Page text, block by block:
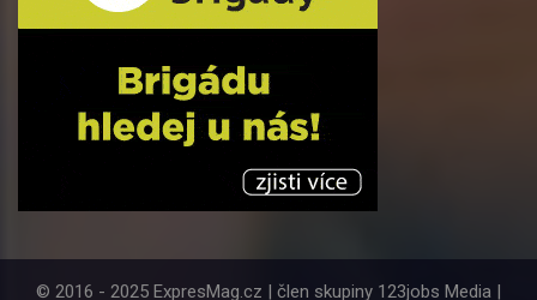
© 2016 - 2025 ExpresMag.cz | člen skupiny 123jobs Media |